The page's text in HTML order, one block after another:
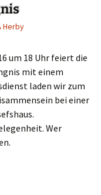
Herby
um 18 Uhr feiert die
mit einem
laden wir zum
bei einer
Wer